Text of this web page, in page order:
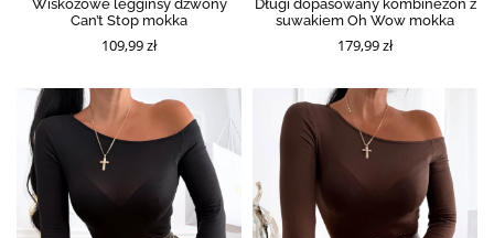
Wiskozowe legginsy dzwony
Can’t Stop mokka
109,99 zł
Długi dopasowany kombinezon z
suwakiem Oh Wow mokka
179,99 zł